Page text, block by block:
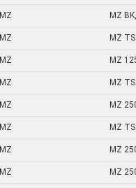
MZ MZ
MZ MZ
MZ MZ
MZ MZ
MZ MZ
MZ MZ
MZ MZ
MZ MZ